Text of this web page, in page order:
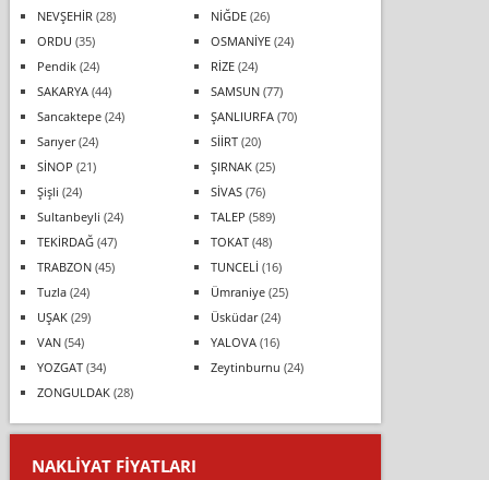
NEVŞEHİR (28) NİĞDE(26)
ORDU (35) OSMANİYE(24)
Pendik(24) RİZE(24)
SAKARYA(44) SAMSUN(77)
Sancaktepe(24) ŞANLIURFA(70)
Sarıyer(24) SİİRT(20)
SİNOP (21) ŞIRNAK(25)
Şişli (24) SİVAS(76)
Sultanbeyli (24) TALEP (589)
TEKİRDAĞ(47) TOKAT(48)
TRABZON(45) TUNCELİ (16)
Tuzla(24) Ümraniye(25)
UŞAK(29) Üsküdar(24)
VAN(54) YALOVA(16)
YOZGAT(34) Zeytinburnu (24)
ZONGULDAK(28)
NAKLIYAT FIYATLARI